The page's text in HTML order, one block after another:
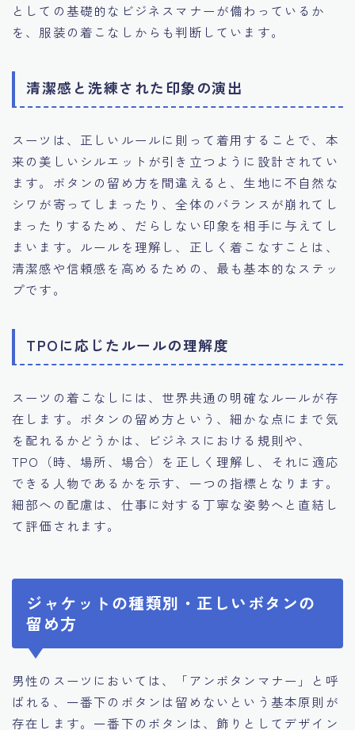
としての基礎的なビジネスマナーが備わっているか
を、服装の着こなしからも判断しています。
清潔感と洗練された印象の演出
スーツは、正しいルールに則って着用することで、本
来の美しいシルエットが引き立つように設計されてい
ます。ボタンの留め方を間違えると、生地に不自然な
シワが寄ってしまったり、全体のバランスが崩れてし
まったりするため、だらしない印象を相手に与えてし
まいます。ルールを理解し、正しく着こなすことは、
清潔感や信頼感を高めるための、最も基本的なステッ
プです。
TPOに応じたルールの理解度
スーツの着こなしには、世界共通の明確なルールが存
在します。ボタンの留め方という、細かな点にまで気
を配れるかどうかは、ビジネスにおける規則や、
TPO（時、場所、場合）を正しく理解し、それに適応
できる人物であるかを示す、一つの指標となります。
細部への配慮は、仕事に対する丁寧な姿勢へと直結し
て評価されます。
ジャケットの種類別・正しいボタンの
留め方
男性のスーツにおいては、「アンボタンマナー」と呼
ばれる、一番下のボタンは留めないという基本原則が
存在します。一番下のボタンは、飾りとしてデザイン